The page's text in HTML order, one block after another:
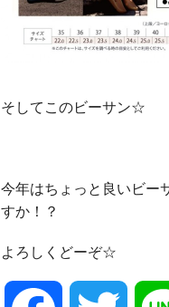
そしてこのビーサン☆
今年はちょっと良いビー
すか！？
よろしくどーぞ☆